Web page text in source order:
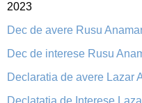
2023
Dec de avere Rusu
Dec de interese Rusu
Declaratia de avere Lazar